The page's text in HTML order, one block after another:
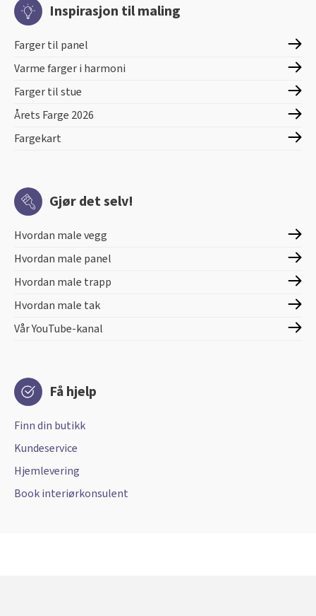
Inspirasjon til maling
Farger til panel
Varme farger i harmoni
Farger til stue
Årets Farge 2026
Fargekart
Gjør det selv!
Hvordan male vegg
Hvordan male panel
Hvordan male trapp
Hvordan male tak
Vår YouTube-kanal
Få hjelp
Finn din butikk
Kundeservice
Hjemlevering
Book interiørkonsulent